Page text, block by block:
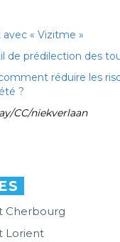
« Vizitme »
de prédilection des
réduire les
?
CC/niekverlaan
Cherbourg
Lorient